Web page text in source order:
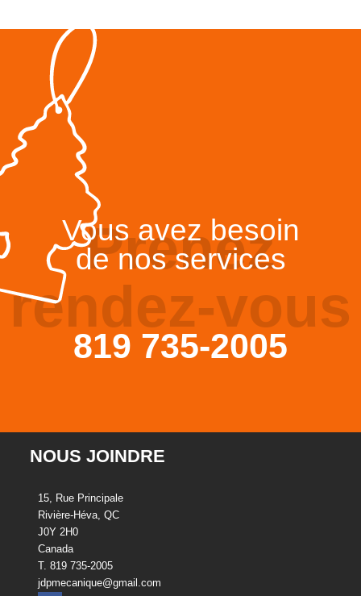
Prenez
rendez-vous
Vous avez besoin
de nos services
819 735-2005
NOUS JOINDRE
15, Rue Principale
Rivière-Héva, QC
J0Y 2H0
Canada
T. 819 735-2005
jdpmecanique@gmail.com